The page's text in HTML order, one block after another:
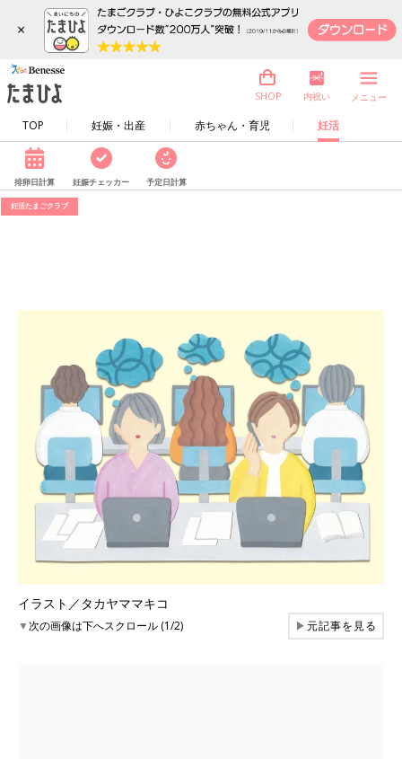
×
TOP 妊娠・出産 赤ちゃん・育児 妊活
SHOP 内祝い メニュー
排卵日計算 妊娠チェッカー 予定日計算
妊活たまごクラブ
イラスト／タカヤママキコ
▼次の画像は下へスクロール (1/2) ▶元記事を見る